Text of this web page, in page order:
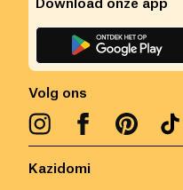
Kazidomi
Volg ons
Download onze app